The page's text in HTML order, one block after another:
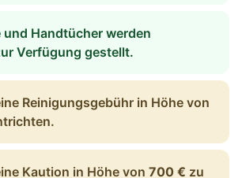
Handtücher werden
Verfügung gestellt.
Reinigungsgebühr in Höhe von
Kaution in Höhe von 700 € zu